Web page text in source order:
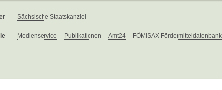
Sächsische Staatskanzlei
Medienservice Publikationen Amt24 FÖMISAX Fördermitteldatenbank